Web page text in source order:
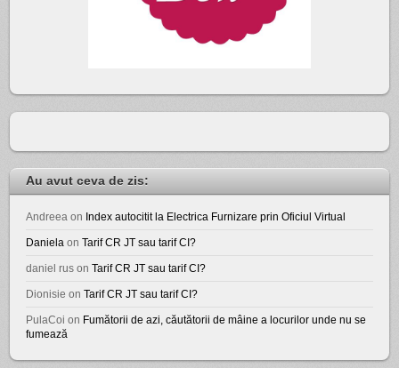
Au avut ceva de zis:
Andreea on Index autocitit la Electrica Furnizare prin Oficiul Virtual
Daniela onTarif CR JT sau tarif CI?
daniel rus onTarif CR JT sau tarif CI?
Dionisie onTarif CR JT sau tarif CI?
PulaCoi on Fumătorii de azi, căutătorii de mâine a locurilor unde nu se
fumează